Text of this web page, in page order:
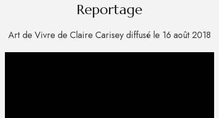
Reportage
Art de Vivre de Claire Carisey diffusé le 16 août 2018